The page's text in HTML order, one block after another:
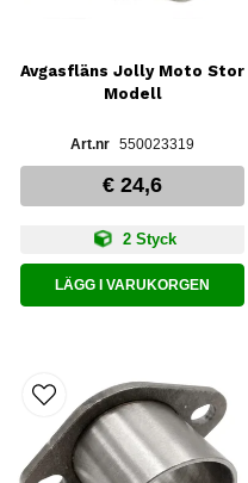
Avgasfläns Jolly Moto Stor
Modell
550023319
€ 24,6
2 Styck
LÄGG I VARUKORGEN